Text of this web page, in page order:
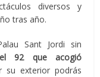
diversos y
tras año.
Sant Jordi sin
92 que acogió
exterior podrás